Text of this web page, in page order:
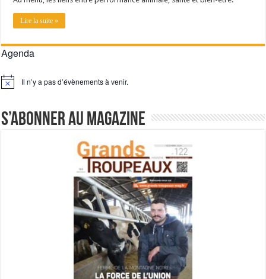
Lire la suite »
Agenda
Notice Il n’y a pas d’évènements à venir.
S’abonner au magazine